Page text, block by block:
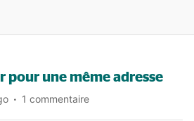
pour une même adresse
1 commentaire